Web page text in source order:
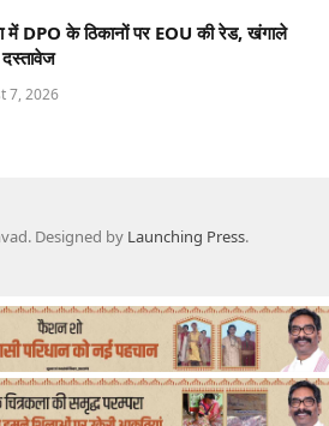
में DPO के ठिकानों पर EOU की रेड, खंगाले
7, 2026
Designed by Launching Press.